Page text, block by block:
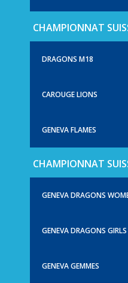
CHAMPIONNAT
DRAGONS M18
CAROUGE LIONS
GENEVA FLAMES
CHAMPIONNAT
GENEVA DRAGONS
GENEVA DRAGONS GIRLS
GENEVA GEMMES